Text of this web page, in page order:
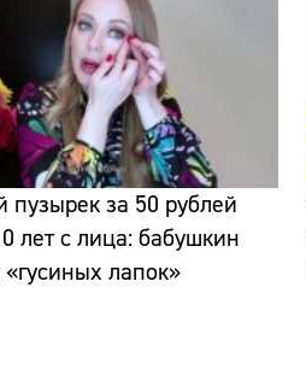
пузырек за 50 рублей
лет с лица: бабушкин
«гусиных лапок»
Адрес:
Телефон: